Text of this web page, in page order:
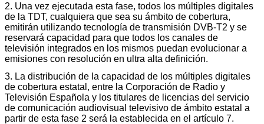
2. Una vez ejecutada esta fase, todos los múltiples digitales
de la TDT, cualquiera que sea su ámbito de cobertura,
emitirán utilizando tecnología de transmisión DVB-T2 y se
reservará capacidad para que todos los canales de
televisión integrados en los mismos puedan evolucionar a
emisiones con resolución en ultra alta definición.
3. La distribución de la capacidad de los múltiples digitales
de cobertura estatal, entre la Corporación de Radio y
Televisión Española y los titulares de licencias del servicio
de comunicación audiovisual televisivo de ámbito estatal a
partir de esta fase 2 será la establecida en el artículo 7.